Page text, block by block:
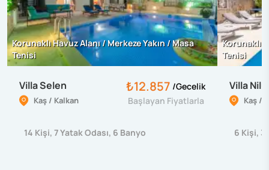
Korunaklı Havuz Alanı / Merkeze Yakın / Masa
Tenisi
Villa Selen
Kaş / Kalkan
₺12.857 /Gecelik
Başlayan Fiyatlarla
14 Kişi, 7Yatak Odası, 6 Banyo
Korunaklı
Tenisi
Villa
Kaş /
6 Kişi, 3